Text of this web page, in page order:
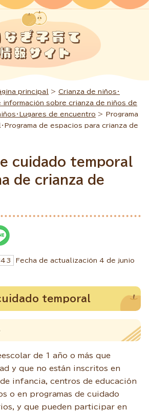
principal > Crianza de niños・
información sobre crianza de niños de
・Lugares de encuentro > Programa
Programa de espacios para crianza de
cuidado temporal
de crianza de
Fecha de actualización 4 de junio
temporal
de 1 año o más que
y que no están inscritos en
infancia, centros de educación
o en programas de cuidado
y que pueden participar en